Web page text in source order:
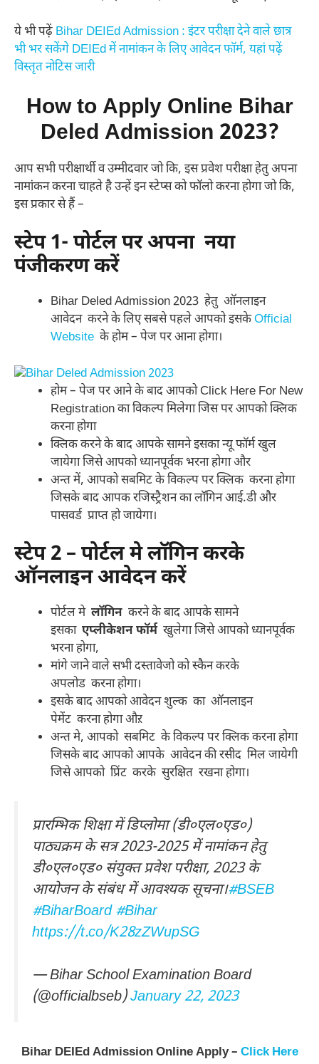
ये भी पढ़ें Bihar DEIEd Admission : इंटर परीक्षा देने वाले छात्र
भी भर सकेंगे DEIEd में नामांकन के लिए आवेदन फॉर्म, यहां पढ़ें
विस्तृत नोटिस जारी
How to Apply Online Bihar
Deled Admission 2023?
आप सभी परीक्षार्थी व उम्मीदवार जो कि, इस प्रवेश परीक्षा हेतु अपना
नामांकन करना चाहते है उन्हें इन स्टेप्स को फॉलो करना होगा जो कि,
इस प्रकार से हैं –
स्टेप 1- पोर्टल पर अपना नया
पंजीकरण करें
Bihar Deled Admission 2023 हेतु ऑनलाइन
आवेदन करने के लिए सबसे पहले आपको इसकेOfficial
Website के होम – पेज पर आना होगा।
होम – पेज पर आने के बाद आपको Click Here For New
Registration का विकल्प मिलेगा जिस पर आपको क्लिक
करना होगा
क्लिक करने के बाद आपके सामने इसका न्यू फॉर्म खुल
जायेगा जिसे आपको ध्यानपूर्वक भरना होगा और
अन्त में, आपको सबमिट के विकल्प पर क्लिक करना होगा
जिसके बाद आपक रजिस्ट्रैशन का लॉगिन आई.डी और
पासवर्ड प्राप्त हो जायेगा।
स्टेप 2 – पोर्टल मे लॉगिन करके
ऑनलाइन आवेदन करें
पोर्टल मे लॉगिन करने के बाद आपके सामने
इसका एप्लीकेशन फॉर्म खुलेगा जिसे आपको ध्यानपूर्वक
भरना होगा,
मांगे जाने वाले सभी दस्तावेजो को स्कैन करके
अपलोड करना होगा।
इसके बाद आपको आवेदन शुल्क का ऑनलाइन
पेमेंट करना होगा औऱ
अन्त मे, आपको सबमिट के विकल्प पर क्लिक करना होगा
जिसके बाद आपको आपके आवेदन की रसीद मिल जायेगी
जिसे आपको प्रिंट करके सुरक्षित रखना होगा।
प्रारम्भिक शिक्षा में डिप्लोमा (डी०एल०एड०)
पाठ्यक्रम के सत्र 2023-2025 में नामांकन हेतु
डी०एल०एड० संयुक्त प्रवेश परीक्षा, 2023 के
आयोजन के संबंध में आवश्यक सूचना।#BSEB
#BiharBoard #Bihar
https://t.co/K28zZWupSG
— Bihar School Examination Board
(@officialbseb)January 22, 2023
Bihar DEIEd Admission Online Apply – Click Here